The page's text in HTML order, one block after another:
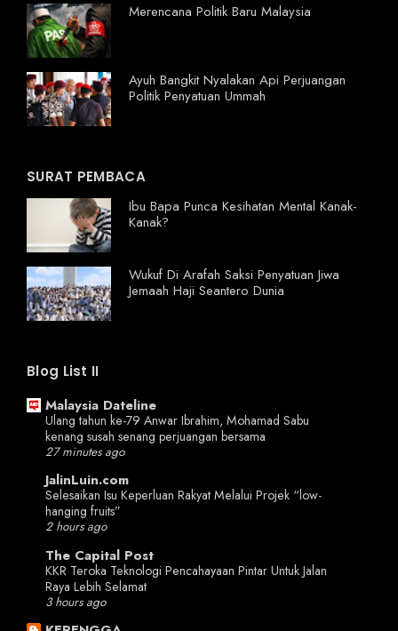
Merencana Politik Baru Malaysia
Ayuh Bangkit Nyalakan Api Perjuangan
Politik Penyatuan Ummah
SURAT PEMBACA
Ibu Bapa Punca Kesihatan Mental Kanak-
Kanak?
Wukuf Di Arafah Saksi Penyatuan Jiwa
Jemaah Haji Seantero Dunia
Blog List II
Malaysia Dateline
Ulang tahun ke-79 Anwar Ibrahim, Mohamad Sabu
kenang susah senang perjuangan bersama
27 minutes ago
JalinLuin.com
Selesaikan Isu Keperluan Rakyat Melalui Projek “low-
hanging fruits”
2 hours ago
The Capital Post
KKR Teroka Teknologi Pencahayaan Pintar Untuk Jalan
Raya Lebih Selamat
3 hours ago